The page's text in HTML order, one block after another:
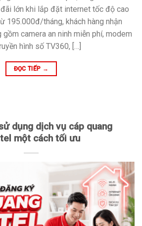
lớn khi lắp đặt internet tốc độ cao
195.000đ/tháng, khách hàng nhận
camera an ninh miễn phí, modem
hình số TV360, […]
ĐỌC TIẾP →
dụng dịch vụ cáp quang
một cách tối ưu